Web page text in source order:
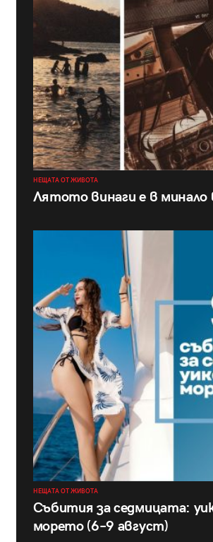
НЕЩАТА ОТ ЖИВОТА
Лятото винаги е в минало
НЕЩАТА ОТ ЖИВОТА
Събития за седмицата:
морето (6–9 август)